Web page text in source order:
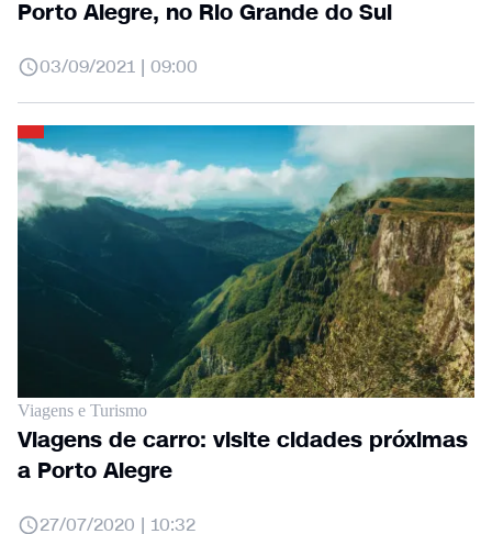
Porto Alegre, no Rio Grande do Sul
03/09/2021 | 09:00
Viagens e Turismo
Viagens de carro: visite cidades próximas
a Porto Alegre
27/07/2020 | 10:32